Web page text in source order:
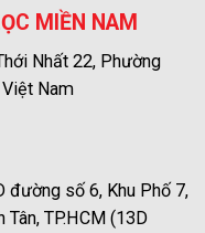
MIỀN NAM
Nhất 22, Phường
Nam
đường số 6, Khu Phố 7,
TP.HCM (13D